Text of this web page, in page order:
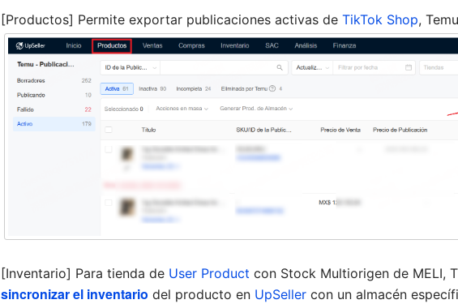
[Productos] Permite exportar publicaciones activas de TikTok Shop,
[Inventario] Para tienda de User Product con Stock Multiorigen de MELI,
sincronizar el inventario del producto en UpSeller con un almacén